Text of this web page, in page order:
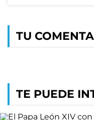
TU
TE PUEDE